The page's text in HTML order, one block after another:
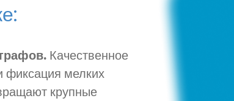
Качественное
мелких
крупные